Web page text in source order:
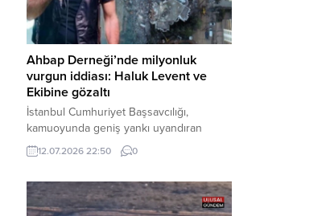
U.Y. ve...
Ahbap Derneği’nde milyonluk
vurgun iddiası: Haluk Levent ve
Ekibine gözaltı
İstanbul Cumhuriyet Başsavcılığı,
kamuoyunda geniş yankı uyandıran
Ahbap Derneği’ne yönelik kapsamlı bir
soruşturma başlattığını ve Dernek
şüphelilerin gözaltına alındığını açıkladı.
Yürütülen tahkikatın “Dernekler
12.07.2026 22:50 0